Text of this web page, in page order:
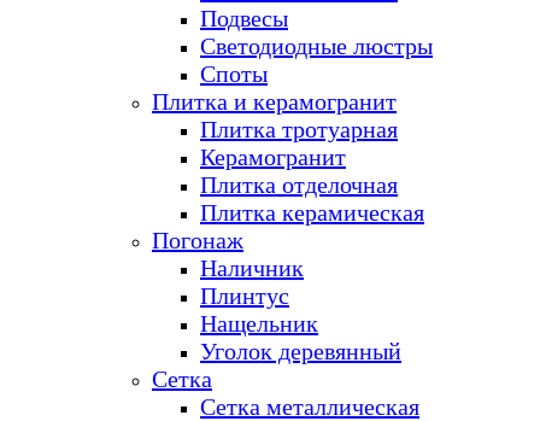
Подвесы
Светодиодные люстры
Споты
Плитка и керамогранит
Плитка тротуарная
Керамогранит
Плитка отделочная
Плитка керамическая
Погонаж
Наличник
Плинтус
Нащельник
Уголок деревянный
Сетка
Сетка металлическая